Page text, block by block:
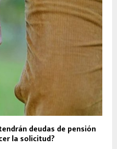
deudas de pensión
la solicitud?